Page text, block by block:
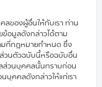
ลของผู้อื่นให้กับเรา ท่าน
ข้อมูลดังกล่าวได้ตาม
มที่กฎหมายกำหนด ซึ่ง
ส่วนตัวฉบับนี้หรือฉบับอื่น
ลส่วนบุคคลนั้นทราบก่อน
บุคคลดังกล่าวให้แก่เรา